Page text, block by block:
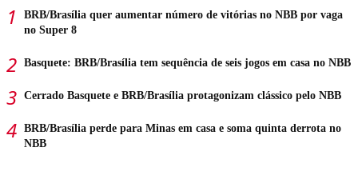
BRB/Brasília quer aumentar número de vitórias no NBB por vaga
no Super 8
Basquete: BRB/Brasília tem sequência de seis jogos em casa no NBB
Cerrado Basquete e BRB/Brasília protagonizam clássico pelo NBB
BRB/Brasília perde para Minas em casa e soma quinta derrota no
NBB